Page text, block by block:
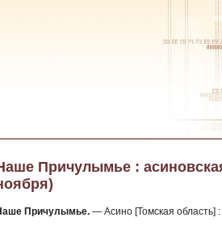
Причулымье :
Причулымье. — Асино [Томская область]